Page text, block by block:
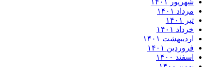
شهریور ۱۴۰۱
مرداد ۱۴۰۱
تیر ۱۴۰۱
خرداد ۱۴۰۱
اردیبهشت ۱۴۰۱
فروردین ۱۴۰۱
اسفند ۱۴۰۰